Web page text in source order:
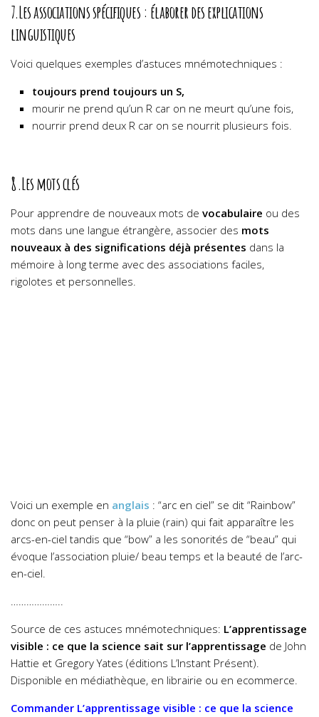
7.Les associations spécifiques : élaborer des explications
linguistiques
Voici quelques exemples d’astuces mnémotechniques :
toujours prend toujours un S,
mourir ne prend qu’un R car on ne meurt qu’une fois,
nourrir prend deux R car on se nourrit plusieurs fois.
8.Les mots clés
Pour apprendre de nouveaux mots de vocabulaire ou des
mots dans une langue étrangère, associer des mots
nouveaux à des significations déjà présentes dans la
mémoire à long terme avec des associations faciles,
rigolotes et personnelles.
Voici un exemple en anglais : “arc en ciel” se dit “Rainbow”
donc on peut penser à la pluie (rain) qui fait apparaître les
arcs-en-ciel tandis que “bow” a les sonorités de “beau” qui
évoque l’association pluie/ beau temps et la beauté de l’arc-
en-ciel.
………………..
Source de ces astuces mnémotechniques: L’apprentissage
visible : ce que la science sait sur l’apprentissage de John
Hattie et Gregory Yates (éditions L’Instant Présent).
Disponible en médiathèque, en librairie ou en ecommerce.
Commander L’apprentissage visible : ce que la science